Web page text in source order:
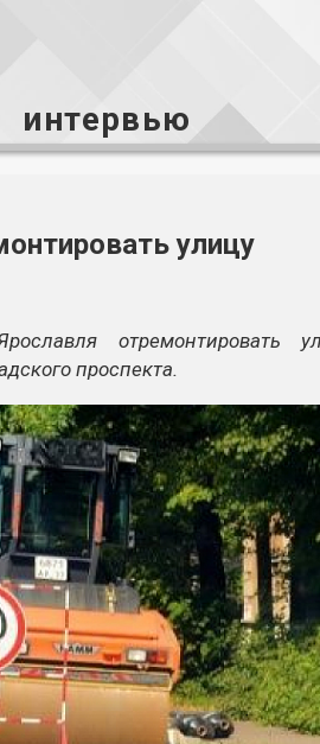
интервью
улицу
отремонтировать
проспекта.